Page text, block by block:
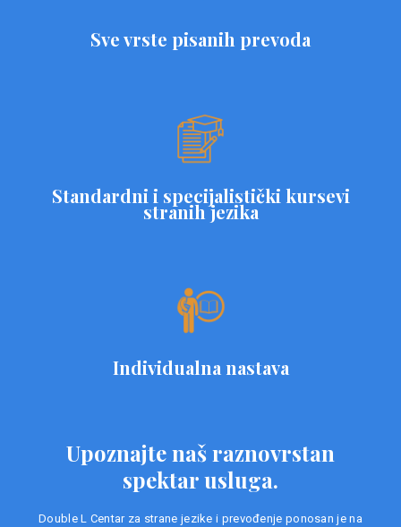
Sve vrste pisanih prevoda
Standardni i specijalistički kursevi
stranih jezika
Individualna nastava
Upoznajte naš raznovrstan
spektar usluga.
Double L Centar za strane jezike i prevođenje ponosan je na